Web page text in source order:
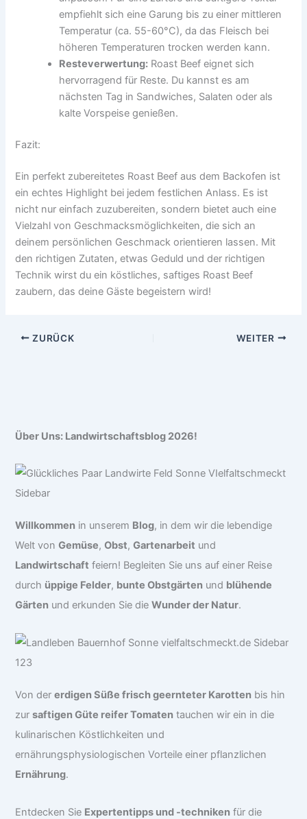
empfiehlt sich eine Garung bis zu einer mittleren
Temperatur (ca. 55-60°C), da das Fleisch bei
höheren Temperaturen trocken werden kann.
Resteverwertung: Roast Beef eignet sich
hervorragend für Reste. Du kannst es am
nächsten Tag in Sandwiches, Salaten oder als
kalte Vorspeise genießen.
Fazit:
Ein perfekt zubereitetes Roast Beef aus dem Backofen ist
ein echtes Highlight bei jedem festlichen Anlass. Es ist
nicht nur einfach zuzubereiten, sondern bietet auch eine
Vielzahl von Geschmacksmöglichkeiten, die sich an
deinem persönlichen Geschmack orientieren lassen. Mit
den richtigen Zutaten, etwas Geduld und der richtigen
Technik wirst du ein köstliches, saftiges Roast Beef
zaubern, das deine Gäste begeistern wird!
ZURÜCK WEITER
Über Uns: Landwirtschaftsblog 2026!
Willkommen in unserem Blog, in dem wir die lebendige
Welt vonGemüse,Obst,Gartenarbeit und
Landwirtschaft feiern! Begleiten Sie uns auf einer Reise
durch üppige Felder, bunte Obstgärten und blühende
Gärten und erkunden Sie dieWunder der Natur.
Von dererdigen Süße frisch geernteter Karotten bis hin
zursaftigen Güte reifer Tomaten tauchen wir ein in die
kulinarischen Köstlichkeiten und
ernährungsphysiologischen Vorteile einer pflanzlichen
Ernährung.
Entdecken Sie Expertentipps und -techniken für die